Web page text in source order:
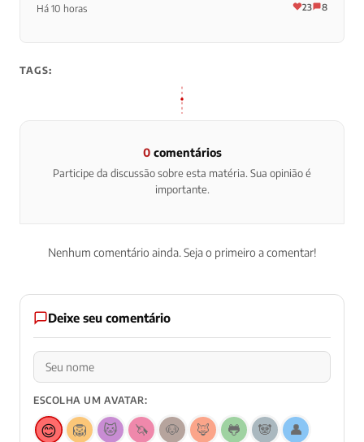
Há 10 horas 23 8
TAGS:
0comentários
Participe da discussão sobre esta matéria. Sua opinião é
importante.
Nenhum comentário ainda. Seja o primeiro a comentar!
Deixe seu comentário
ESCOLHA UM AVATAR:
😊 🦁 🐱 🦄 🐶 🦊 🐸 🐼
👤